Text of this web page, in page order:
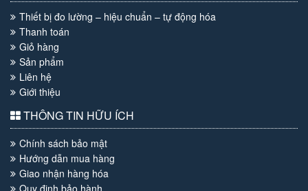
Thiết bị đo lường – hiệu chuẩn – tự động hóa
Thanh toán
Giỏ hàng
Sản phẩm
Liên hệ
Giới thiệu
THÔNG TIN HỮU ÍCH
Chính sách bảo mật
Hướng dẫn mua hàng
Giao nhận hàng hóa